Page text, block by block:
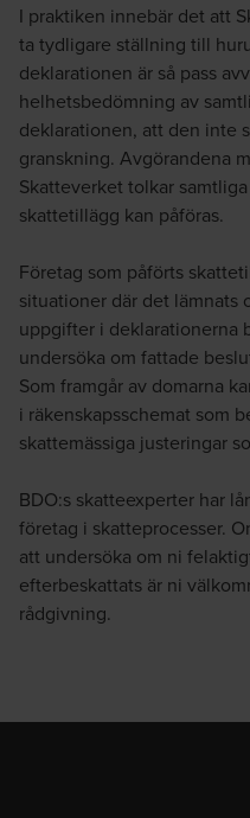
I praktiken innebär det att
ta tydligare ställning till
deklarationen är så pass
helhetsbedömning av
deklarationen, att den inte
granskning. Avgörandena
Skatteverket tolkar
skattetillägg kan påföras.
Företag som påförts
situationer där det lämnats
uppgifter i deklarationerna
undersöka om fattade
Som framgår av domarna
i räkenskapsschemat som
skattemässiga justeringar
BDO:s skatteexperter har
företag i skatteprocesser.
att undersöka om ni
efterbeskattats är ni
rådgivning.